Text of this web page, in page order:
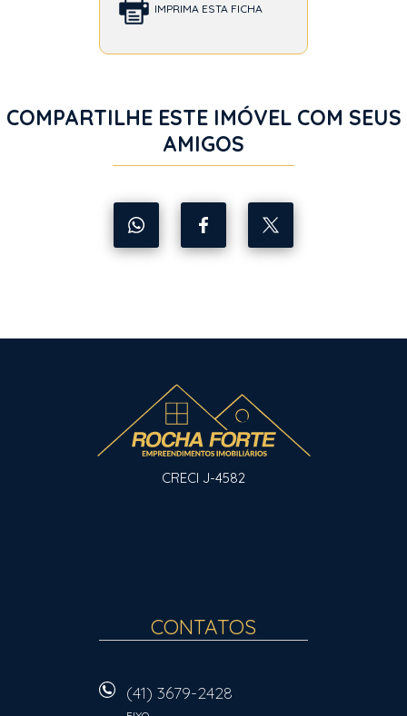
IMPRIMA ESTA FICHA
COMPARTILHE ESTE IMÓVEL COM SEUS
AMIGOS
CRECI J-4582
CONTATOS
(41) 3679-2428